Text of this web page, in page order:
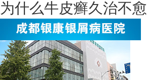
为什么牛皮癣久治不愈